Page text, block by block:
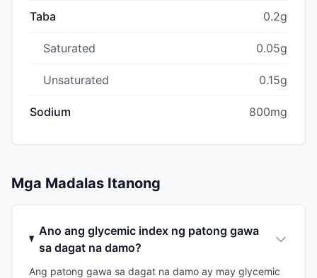
Taba 0.2g
Saturated 0.05g
Unsaturated 0.15g
Sodium 800mg
Mga Madalas Itanong
Ano ang glycemic index ng patong gawa
sa dagat na damo?
Ang patong gawa sa dagat na damo ay may glycemic